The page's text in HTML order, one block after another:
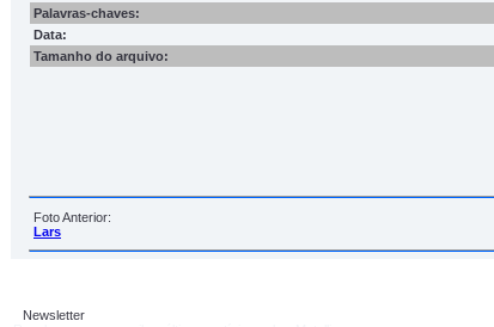
Palavras-chaves:
Data:
Tamanho do arquivo:
Foto Anterior:
Lars
Newsletter